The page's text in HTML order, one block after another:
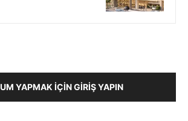
YAPMAK İÇIN GIRIŞ YAPIN